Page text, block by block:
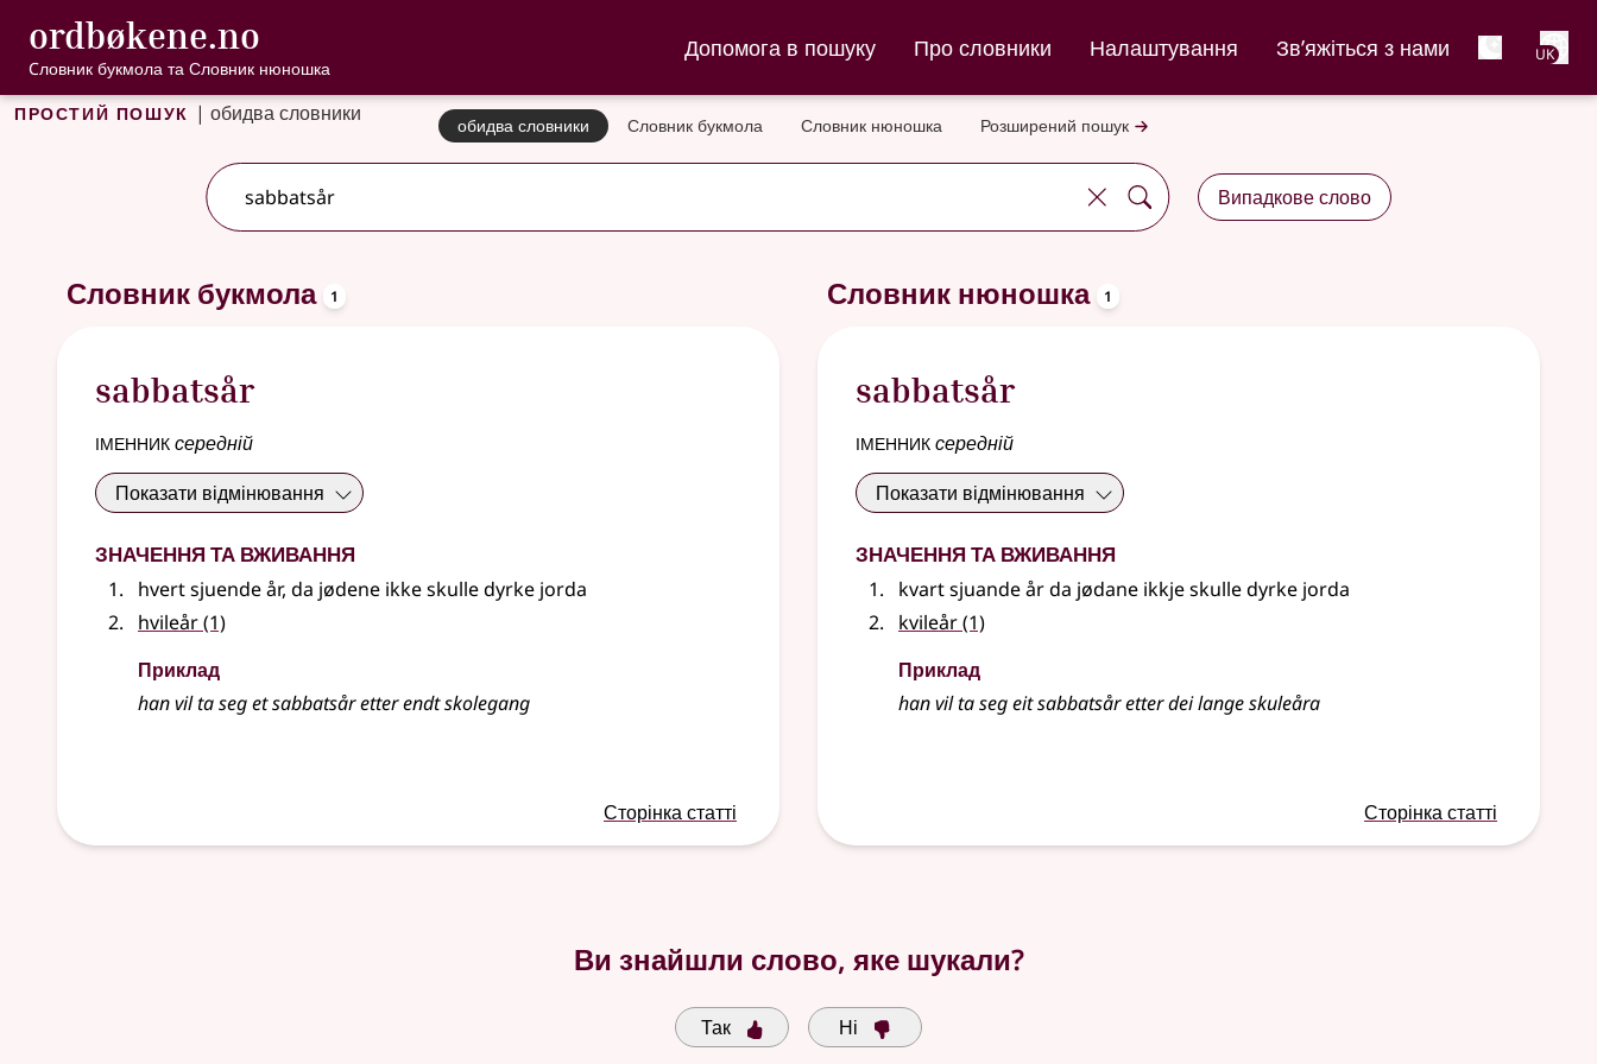
Перейти до основного вмісту
Доступність
ordbøkene.no , Cловник букмола та Словник нюношка
Cловник букмола та Словник нюношка
Допомога в пошуку Про словники Налаштування Зв’яжіться з нами UK
Простий пошук |обидва словники обидва словники Словник букмола Словник нюношка Розширений пошук
Випадкове слово
Словник букмола 1
sabbatsår
іменниксередній
Показати відмінювання
Значення та вживання
hvert sjuende år, da jødene ikke skulle dyrke jorda
hvileår(1)
Приклад
han vil ta seg etsabbatsåretter endt skolegang
Сторінка статті
Словник нюношка 1
sabbatsår
іменниксередній
Показати відмінювання
Значення та вживання
kvart sjuande år da jødane ikkje skulle dyrke jorda
kvileår(1)
Приклад
han vil ta seg eit sabbatsår etter dei lange skuleåra
Сторінка статті
Ви знайшли слово, яке шукали?
Так Ні